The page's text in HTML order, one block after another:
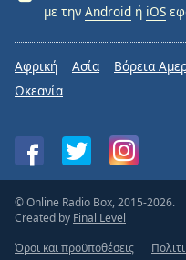
με την Android ή iOS
Αφρική Ασία Βόρεια
Ωκεανία
© Online Radio Box, 2015-2026.
Created by Final Level
Όροι και προϋποθέσεις